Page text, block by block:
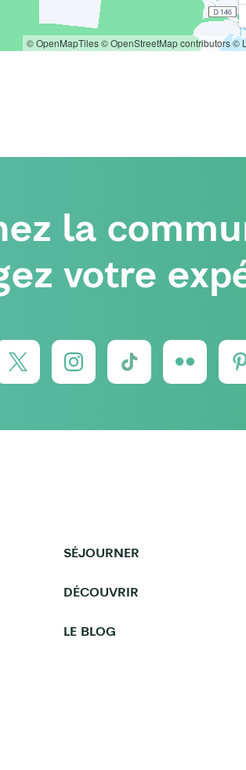
© OpenMapTiles© OpenStreetMap contributors©
la
votre
SÉJOURNER
DÉCOUVRIR
LE BLOG